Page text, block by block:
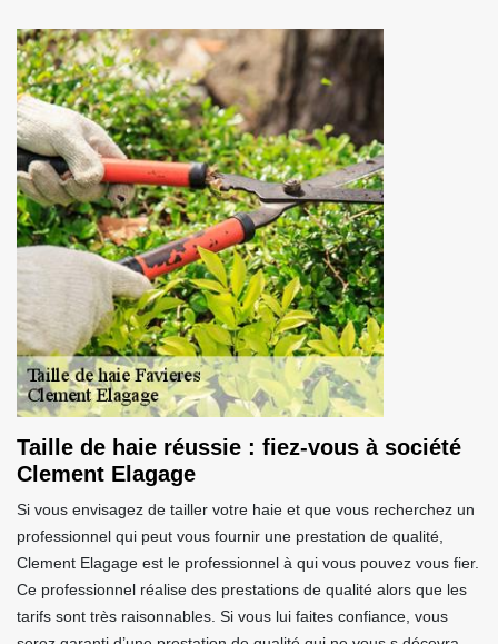
Taille de haie réussie : fiez-vous à société
Clement Elagage
Si vous envisagez de tailler votre haie et que vous recherchez un
professionnel qui peut vous fournir une prestation de qualité,
Clement Elagage est le professionnel à qui vous pouvez vous fier.
Ce professionnel réalise des prestations de qualité alors que les
tarifs sont très raisonnables. Si vous lui faites confiance, vous